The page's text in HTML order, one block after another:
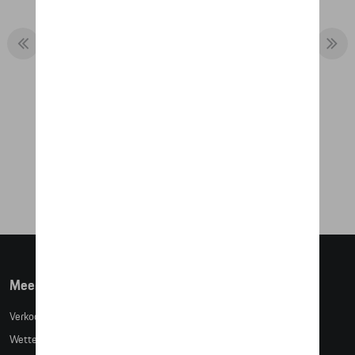
Meer info
Verkoopsvoorwaarden
Wettelijke bepalingen